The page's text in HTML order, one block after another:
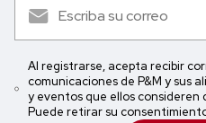
Al registrarse, acepta recibir
comunicaciones de P&M y sus
y eventos que ellos consideren
Puede retirar su